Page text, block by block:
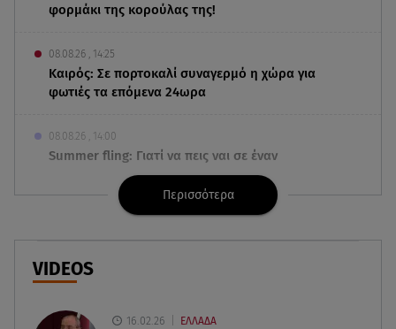
φορμάκι της κορούλας της!
08.08.26 , 14:25
Καιρός: Σε πορτοκαλί συναγερμό η χώρα για
φωτιές τα επόμενα 24ωρα
08.08.26 , 14:00
Summer fling: Γιατί να πεις ναι σε έναν
καλοκαιρινό έρωτα
Αθηνά Οικονομάκου: Οι... hot αναρτήσεις της με
Πάνω από 56.000 επιβάτες αναχώρησαν σήμερα
Περισσότερα
VIDEOS
16.02.26 ΕΛΛΑΔΑ